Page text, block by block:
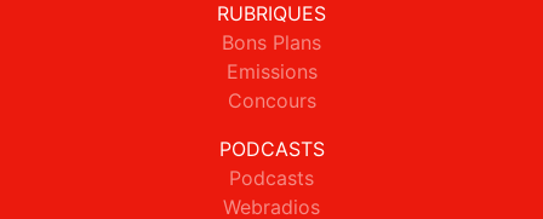
RUBRIQUES
Bons Plans
Emissions
Concours
PODCASTS
Podcasts
Webradios